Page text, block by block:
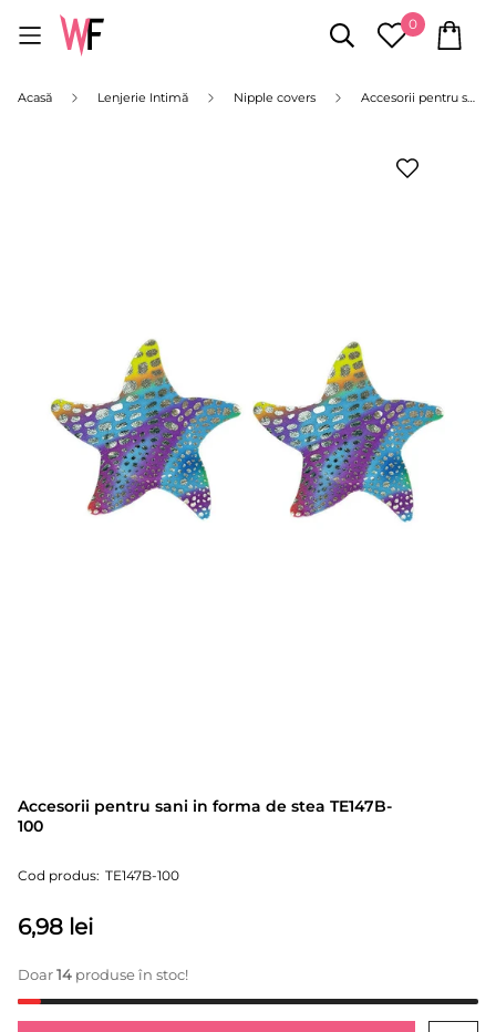
0
Acasă Lenjerie Intimă Nipple covers Accesorii pentru sani in forma de stea TE147B-100
Accesorii pentru sani in forma de stea TE147B-
100
Cod produs: TE147B-100
Preț
6,98 lei
Doar14 produse în stoc!